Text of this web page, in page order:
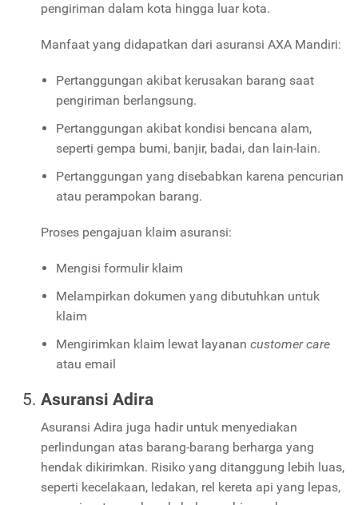
pengiriman dalam kota hingga luar kota.
Manfaat yang didapatkan dari asuransi AXA Mandiri:
Pertanggungan akibat kerusakan barang saat
pengiriman berlangsung.
Pertanggungan akibat kondisi bencana alam,
seperti gempa bumi, banjir, badai, dan lain-lain.
Pertanggungan yang disebabkan karena pencurian
atau perampokan barang.
Proses pengajuan klaim asuransi:
Mengisi formulir klaim
Melampirkan dokumen yang dibutuhkan untuk
klaim
Mengirimkan klaim lewat layanancustomer care
atau email
Asuransi Adira
Asuransi Adira juga hadir untuk menyediakan
perlindungan atas barang-barang berharga yang
hendak dikirimkan. Risiko yang ditanggung lebih luas,
seperti kecelakaan, ledakan, rel kereta api yang lepas,